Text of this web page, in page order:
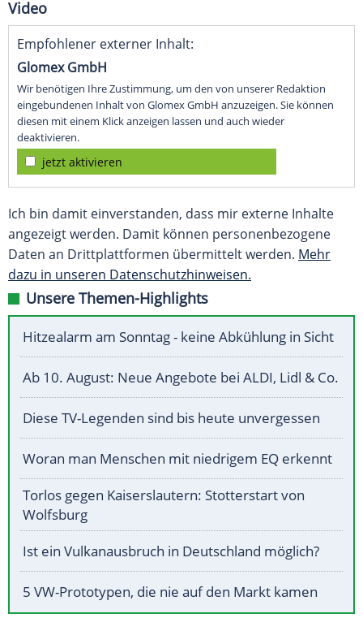
Video
Empfohlener externer Inhalt:
Glomex GmbH
Wir benötigen Ihre Zustimmung, um den von unserer Redaktion
eingebundenen Inhalt von Glomex GmbH anzuzeigen. Sie können
diesen mit einem Klick anzeigen lassen und auch wieder
deaktivieren.
jetzt aktivieren
Ich bin damit einverstanden, dass mir externe Inhalte
angezeigt werden. Damit können personenbezogene
Daten an Drittplattformen übermittelt werden. Mehr
dazu in unseren Datenschutzhinweisen.
Unsere Themen-Highlights
Hitzealarm am Sonntag - keine Abkühlung in Sicht
Ab 10. August: Neue Angebote bei ALDI, Lidl & Co.
Diese TV-Legenden sind bis heute unvergessen
Woran man Menschen mit niedrigem EQ erkennt
Torlos gegen Kaiserslautern: Stotterstart von
Wolfsburg
Ist ein Vulkanausbruch in Deutschland möglich?
5 VW-Prototypen, die nie auf den Markt kamen